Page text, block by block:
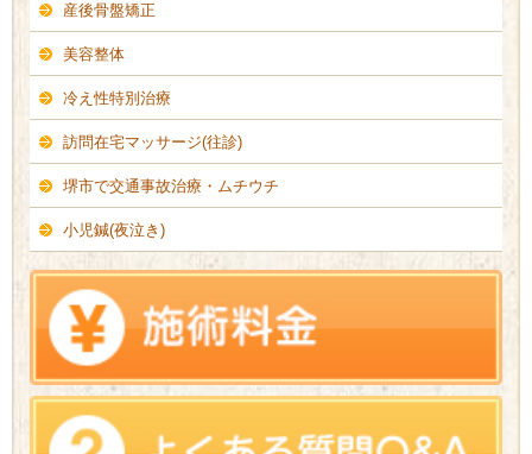
産後骨盤矯正
美容整体
冷え性特別治療
訪問在宅マッサージ(往診)
堺市で交通事故治療・ムチウチ
小児鍼(夜泣き)